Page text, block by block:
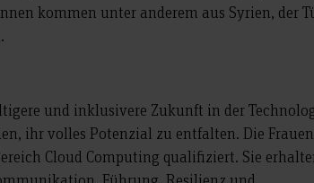
kommen unter anderem aus Syrien, der
und inklusivere Zukunft in der
ihr volles Potenzial zu entfalten. Die
Cloud Computing qualifiziert. Sie